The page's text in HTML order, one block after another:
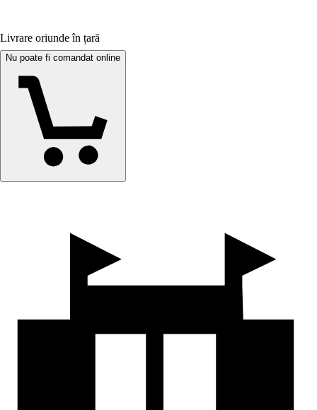
Livrare oriunde în țară
Nu poate fi comandat online